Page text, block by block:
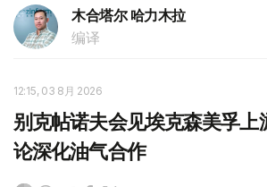
木合塔尔 哈力木拉
编译
12:15, 03 8月 2026
别克帖诺夫会见埃克森美孚上
论深化油气合作